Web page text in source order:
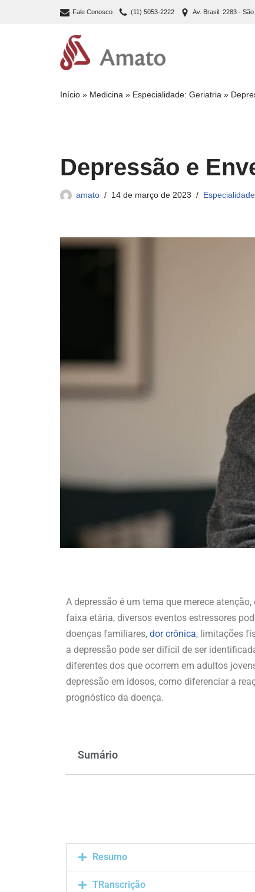
Fale Conosco (11) 5053-2222 Av. Brasil, 2283 -
Início » Medicina » Especialidade: Geriatria »
Depressão e
amato 14 de março de 2023
A depressão é um tema que merece
faixa etária, diversos eventos estressores
doenças familiares, dor crônica, limitações
a depressão pode ser difícil de ser
diferentes dos que ocorrem em adultos
depressão em idosos, como diferenciar a
prognóstico da doença.
Sumário
Resumo
TRanscrição